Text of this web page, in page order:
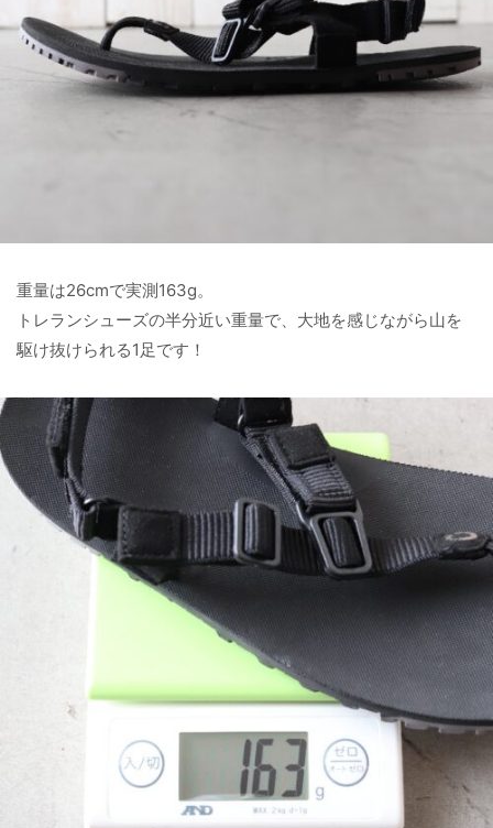
重量は26cmで実測163g。
トレランシューズの半分近い重量で、大地を感じながら山を
駆け抜けられる1足です！